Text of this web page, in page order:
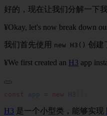
好的，现在让我们分解一下
¥Okay, let's now break down
我们首先使用 new H3() 创建
¥We first created an H3 app
const app = new
H3 是一个小型类，能够实现